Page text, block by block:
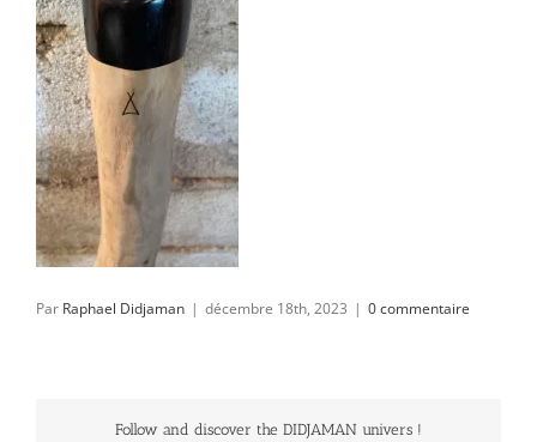
Par Raphael Didjaman | décembre 18th, 2023 | 0 commentaire
Follow and discover the DIDJAMAN univers !